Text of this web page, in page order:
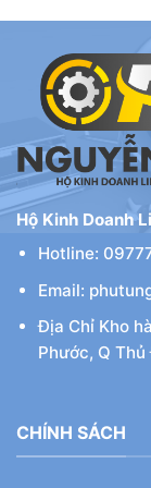
Hộ Kinh Doanh
Hotline:
Email:
Địa Chỉ Kho
Phước, Q
CHÍNH SÁCH